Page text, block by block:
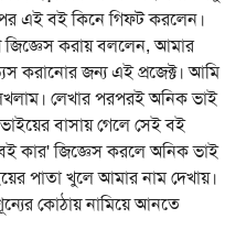
এই বই কিনে গিফট করলেন।
জিজ্ঞেস করায় বললেন, আমার
করানোর জন্য এই প্রজেক্ট। আমি
লেখার পরপরই অনিক ভাই
বাসায় গেলে সেই বই
কার' জিজ্ঞেস করলে অনিক ভাই
পাতা খুলে আমার নাম দেখায়।
কোঠায় নামিয়ে আনতে